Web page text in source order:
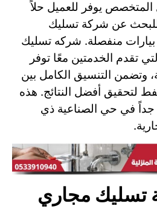
يوفر للعميل حلاً
عن شركة تسليك
منفصلة. شركه تسليك
تقدم الخدمتين معًا توفر
وتضمن التنسيق الكامل بين
لتحقيق أفضل النتائج. هذه
جداً في حي الصناعية ذي
مجاري